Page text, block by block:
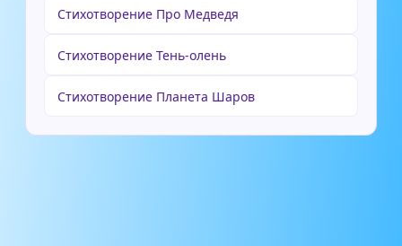
Стихотворение Про Медведя
Стихотворение Тень-олень
Стихотворение Планета Шаров